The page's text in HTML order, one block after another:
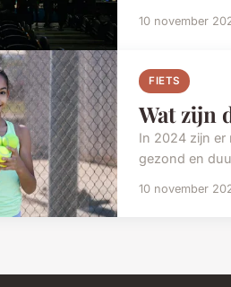
10 november
FIETS
Wat zijn
In 2024 zijn er
gezond en
10 november